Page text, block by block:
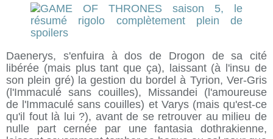
Daenerys, s'enfuira à dos de Drogon de sa cité
libérée (mais plus tant que ça), laissant (à l'insu de
son plein gré) la gestion du bordel à Tyrion, Ver-Gris
(l'Immaculé sans couilles), Missandei (l'amoureuse
de l'Immaculé sans couilles) et Varys (mais qu'est-ce
qu'il fout là lui ?), avant de se retrouver au milieu de
nulle part cernée par une fantasia dothrakienne,